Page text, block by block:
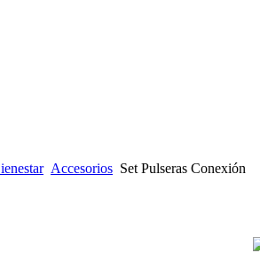
Accesorios Set Pulseras Conexión